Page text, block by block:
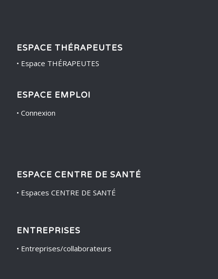
ESPACE THÉRAPEUTES
• Espace THÉRAPEUTES
ESPACE EMPLOI
• Connexion
ESPACE CENTRE DE SANTÉ
• Espaces CENTRE DE SANTÉ
ENTREPRISES
• Entreprises/collaborateurs